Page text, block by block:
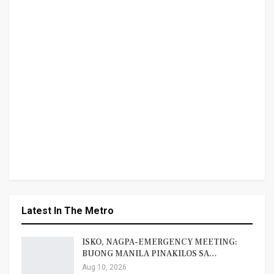
Latest In The Metro
ISKO, NAGPA-EMERGENCY MEETING:
BUONG MANILA PINAKILOS SA…
Aug 10, 2026